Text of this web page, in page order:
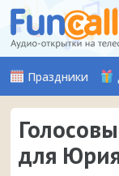
Праздники
для